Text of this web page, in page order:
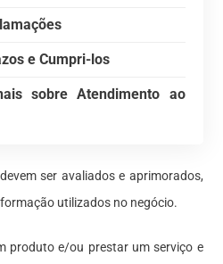
e Cumpri-los
sobre Atendimento ao
ser avaliados e aprimorados,
utilizados no negócio.
produto e/ou prestar um serviço e